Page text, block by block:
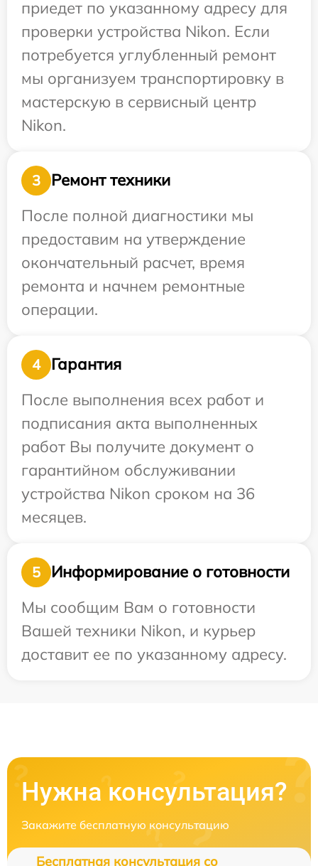
приедет по указанному адресу для
проверки устройства Nikon. Если
потребуется углубленный ремонт
мы организуем транспортировку в
мастерскую в сервисный центр
Nikon.
3
Ремонт техники
После полной диагностики мы
предоставим на утверждение
окончательный расчет, время
ремонта и начнем ремонтные
операции.
4
Гарантия
После выполнения всех работ и
подписания акта выполненных
работ Вы получите документ о
гарантийном обслуживании
устройства Nikon сроком на 36
месяцев.
5
Информирование о готовности
Мы сообщим Вам о готовности
Вашей техники Nikon, и курьер
доставит ее по указанному адресу.
Нужна консультация?
Закажите бесплатную консультацию
Бесплатная консультация со